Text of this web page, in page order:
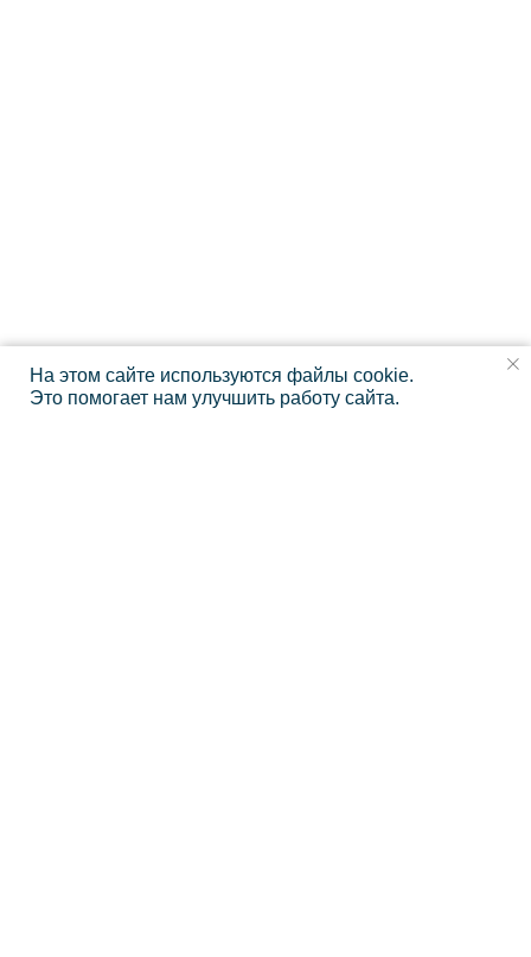
На этом сайте используются файлы cookie.
Это помогает нам улучшить работу сайта.